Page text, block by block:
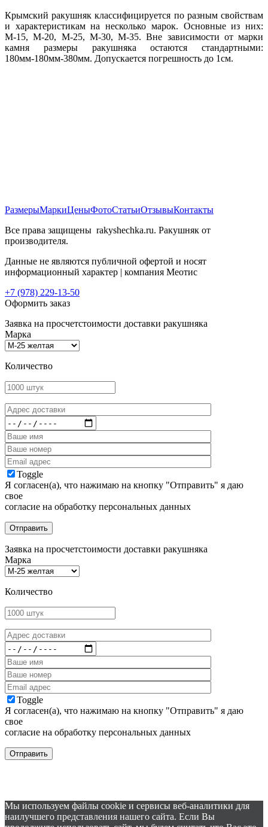
Крымский ракушняк классифицируется по разным свойствам
и характеристикам на несколько марок. Основные из них:
М-15, М-20, М-25, М-30, М-35. Вне зависимости от марки
камня размеры ракушняка остаются стандартными:
180мм-180мм-380мм. Допускается погрешность до 1см.
РазмерыМаркиЦеныФотоСтатьиОтзывыКонтакты
Все права защищены rakyshechka.ru. Ракушняк от
производителя.
Данные не являются публичной офертой и носят
информационный характер | компания Меотис
+7 (978) 229-13-50
Оформить заказ
Заявка на просчетстоимости доставки ракушняка
Марка
Количество
Toggle
Я согласен(а), что нажимаю на кнопку "Отправить" я даю
свое
согласие на обработку персональных данных
Заявка на просчетстоимости доставки ракушняка
Марка
Количество
Toggle
Я согласен(а), что нажимаю на кнопку "Отправить" я даю
свое
согласие на обработку персональных данных
Мы используем файлы cookie и сервисы веб-аналитики для
наилучшего представления нашего сайта. Если Вы